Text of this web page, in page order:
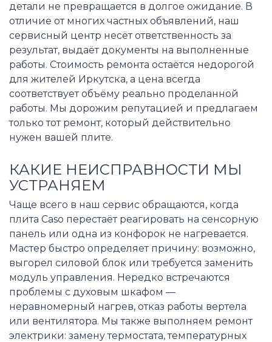
детали не превращается в долгое ожидание. В
отличие от многих частных объявлений, наш
сервисный центр несёт ответственность за
результат, выдаёт документы на выполненные
работы. Стоимость ремонта остаётся недорогой
для жителей Иркутска, а цена всегда
соответствует объёму реально проделанной
работы. Мы дорожим репутацией и предлагаем
только тот ремонт, который действительно
нужен вашей плите.
КАКИЕ НЕИСПРАВНОСТИ МЫ
УСТРАНЯЕМ
Чаще всего в наш сервис обращаются, когда
плита Caso перестаёт реагировать на сенсорную
панель или одна из конфорок не нагревается.
Мастер быстро определяет причину: возможно,
выгорел силовой блок или требуется заменить
модуль управления. Нередко встречаются
проблемы с духовым шкафом —
неравномерный нагрев, отказ работы вертела
или вентилятора. Мы также выполняем ремонт
электрики: замену термостата, температурных